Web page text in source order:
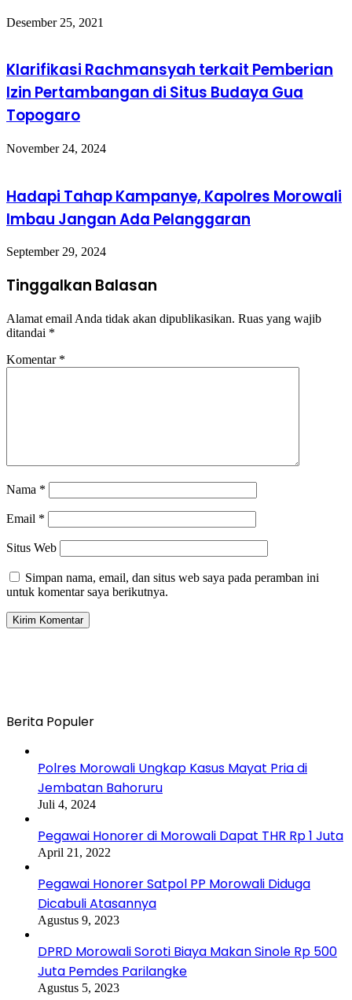
Desember 25, 2021
Klarifikasi Rachmansyah terkait Pemberian
Izin Pertambangan di Situs Budaya Gua
Topogaro
November 24, 2024
Hadapi Tahap Kampanye, Kapolres Morowali
Imbau Jangan Ada Pelanggaran
September 29, 2024
Tinggalkan Balasan
Alamat email Anda tidak akan dipublikasikan. Ruas yang wajib
ditandai *
Komentar *
Nama *
Email *
Situs Web
Simpan nama, email, dan situs web saya pada peramban ini
untuk komentar saya berikutnya.
Berita Populer
Polres Morowali Ungkap Kasus Mayat Pria di
Jembatan Bahoruru
Juli 4, 2024
Pegawai Honorer di Morowali Dapat THR Rp 1 Juta
April 21, 2022
Pegawai Honorer Satpol PP Morowali Diduga
Dicabuli Atasannya
Agustus 9, 2023
DPRD Morowali Soroti Biaya Makan Sinole Rp 500
Juta Pemdes Parilangke
Agustus 5, 2023